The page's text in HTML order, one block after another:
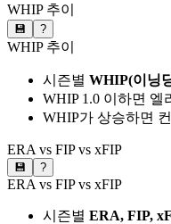
WHIP 추이
💾 ?
WHIP 추이
시즌별 WHIP(이닝
WHIP 1.0 이하면 엘
WHIP가 상승하면
ERA vs FIP vs xFIP
💾 ?
ERA vs FIP vs xFIP
시즌별 ERA, FIP,